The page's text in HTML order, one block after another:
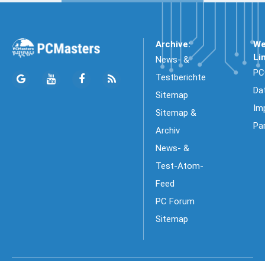
Archive:
News- &
Testberichte
Sitemap
Sitemap &
Archiv
News- &
Test-Atom-
Feed
PC Forum
Sitemap